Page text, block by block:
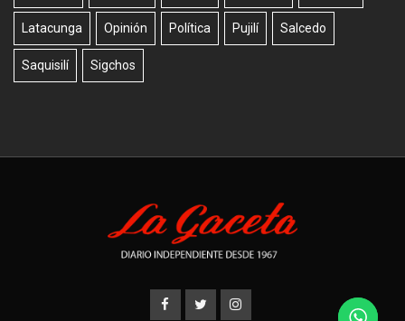
Latacunga Opinión Política Pujilí Salcedo
Saquisilí Sigchos